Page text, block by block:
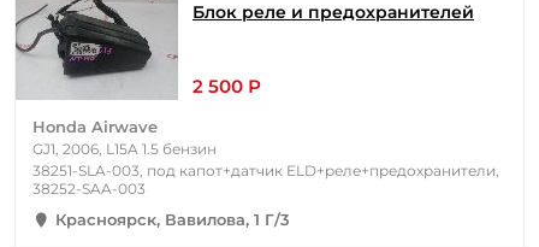
Блок реле и предохранителей
2 500 Р
Honda Airwave
GJ1, 2006, L15A 1.5 бензин
38251-SLA-003, под капот+датчик ELD+реле+предохранители,
38252-SAA-003
Красноярск, Вавилова, 1 Г/3